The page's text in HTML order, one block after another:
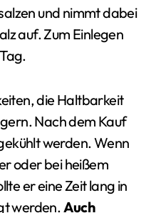
und nimmt dabei
auf. Zum Einlegen
die Haltbarkeit
Nach dem Kauf
werden. Wenn
oder bei heißem
er eine Zeit lang in
werden.Auch